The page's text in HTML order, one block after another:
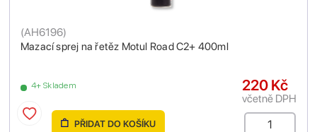
Mazací sprej na řetěz Motul Road C2+ 400ml
(AH6196)
4+ Skladem 220 Kč
včetně DPH
PŘIDAT DO KOŠÍKU